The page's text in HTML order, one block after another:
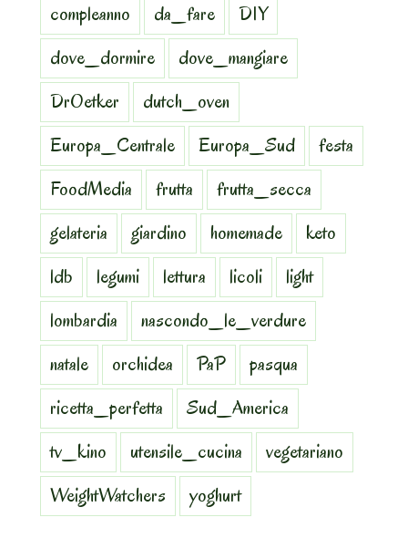
compleanno
da_fare
DIY
dove_dormire
dove_mangiare
DrOetker
dutch_oven
Europa_Centrale
Europa_Sud
festa
FoodMedia
frutta
frutta_secca
gelateria
giardino homemade
keto
ldb
legumi lettura licoli
light
lombardia
nascondo_le_verdure
natale
orchidea PaP
pasqua
ricetta_perfetta
Sud_America
tv_kino
utensile_cucina
vegetariano
WeightWatchers
yoghurt